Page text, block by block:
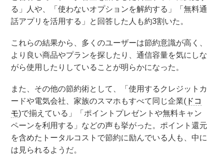
る」人や、「使わないオプションを解約する」「無料通
話アプリを活用する」と回答した人も約3割いた。
これらの結果から、多くのユーザーは節約意識が高く、
より良い商品やプランを探したり、通信容量を気にしな
がら使用したりしていることが明らかになった。
また、その他の節約術として、「使用するクレジットカ
ードや電気会社、家族のスマホもすべて同じ企業( ドコ
モ)で揃えている」「ポイントプレゼントや無料キャン
ペーンを利用する」などの声も挙がった。ポイント還元
を含めたトータルコストで節約に励んでいる人も、中に
は見られるようだ。